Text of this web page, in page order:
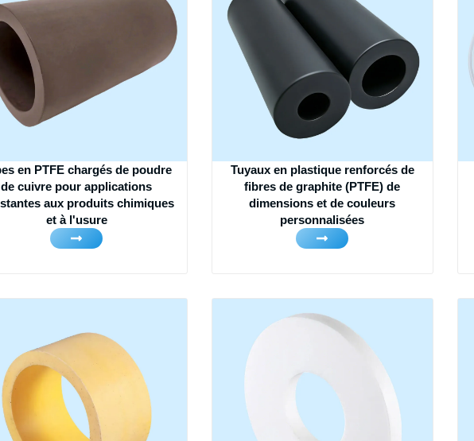
en PTFE chargés de poudre
de cuivre pour applications
aux produits chimiques
et à l'usure
Tuyaux en plastique renforcés de
fibres de graphite (PTFE) de
dimensions et de couleurs
personnalisées